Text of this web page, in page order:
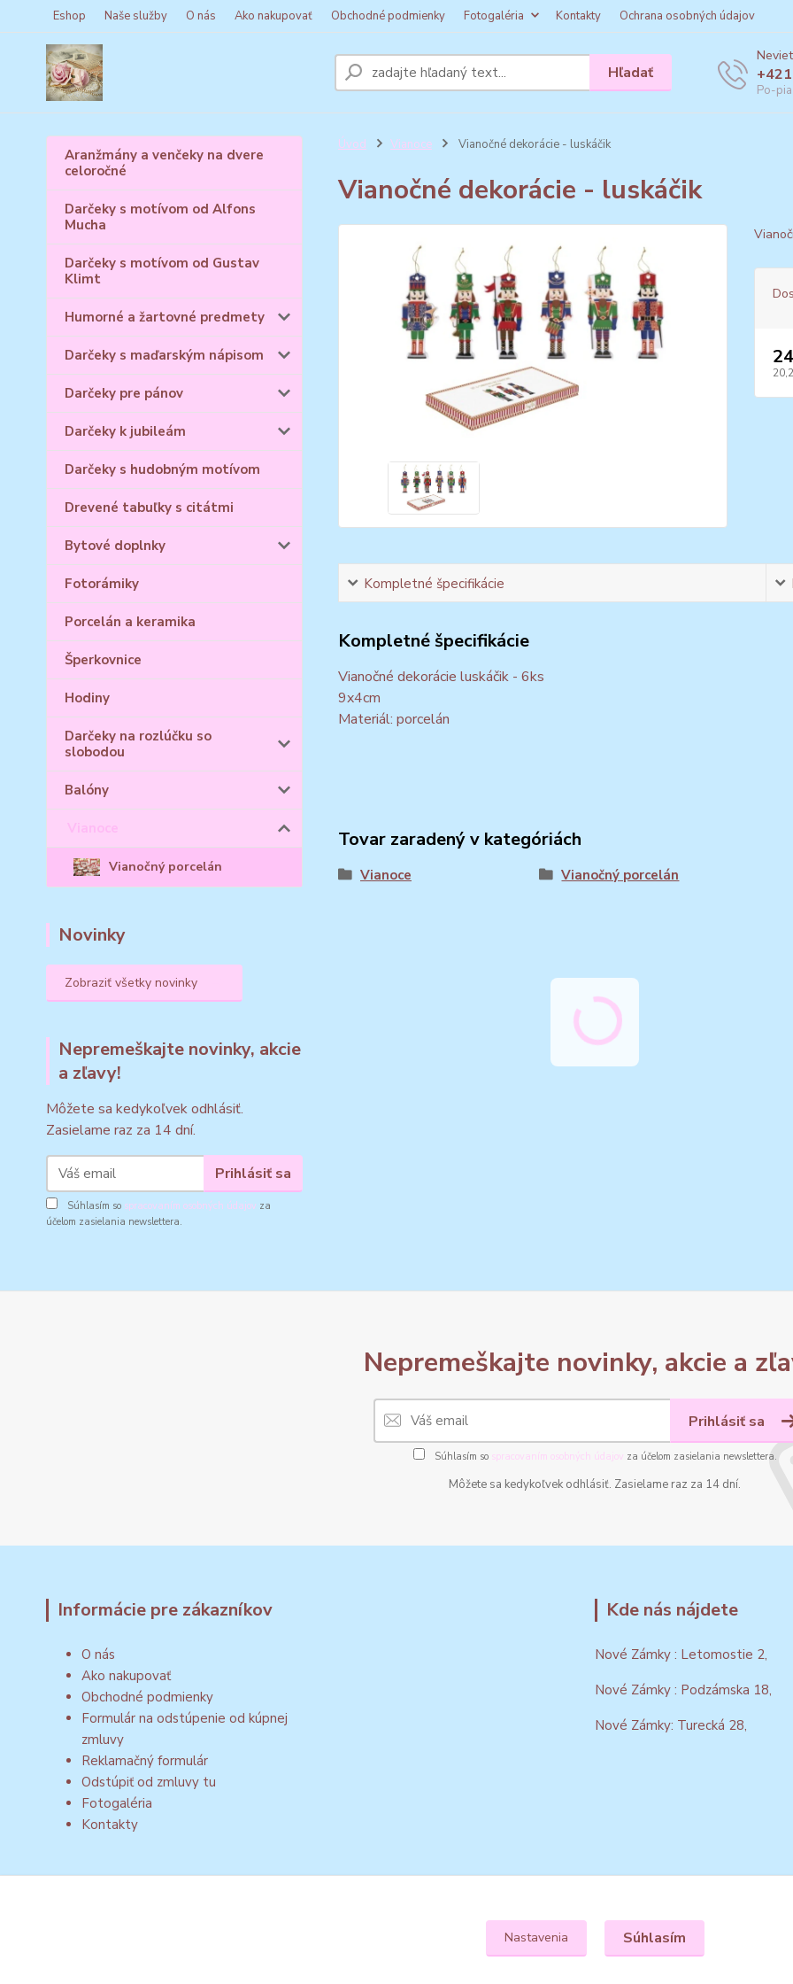
Eshop Naše služby O nás Ako nakupovať Obchodné podmienky Fotogaléria Kontakty Ochrana osobných údajov
Hľadať
Po-
Aranžmány a venčeky na dvere
celoročné
Darčeky s motívom od Alfons
Mucha
Darčeky s motívom od Gustav
Klimt
Humorné a žartovné predmety
Darčeky s maďarským nápisom
Darčeky pre pánov
Darčeky k jubileám
Darčeky s hudobným motívom
Drevené tabuľky s citátmi
Bytové doplnky
Fotorámiky
Porcelán a keramika
Šperkovnice
Hodiny
Darčeky na rozlúčku so
slobodou
Balóny
Vianoce
Vianočný porcelán
Novinky
Zobraziť všetky novinky
Nepremeškajte novinky, akcie
a zľavy!
Môžete sa kedykoľvek odhlásiť.
Zasielame raz za 14 dní.
Prihlásiť sa
Súhlasím so spracovaním osobných údajov za
účelom zasielania newslettera.
Úvod Vianoce Vianočné dekorácie - luskáčik
Vianočné dekorácie - luskáčik
Kompletné špecifikácie
Kompletné špecifikácie
Vianočné dekorácie luskáčik - 6ks
9x4cm
Materiál: porcelán
Tovar zaradený v kategóriách
Vianoce Vianočný porcelán
Nepremeškajte novinky, akcie a
Prihlásiť sa
Súhlasím so spracovaním osobných údajov za účelom zasielania newslettera.
Môžete sa kedykoľvek odhlásiť. Zasielame raz za 14 dní.
Informácie pre zákazníkov
O nás
Ako nakupovať
Obchodné podmienky
Formulár na odstúpenie od kúpnej
zmluvy
Reklamačný formulár
Odstúpiť od zmluvy tu
Fotogaléria
Kontakty
Kde nás nájdete
Nové Zámky : Letomostie 2,
Nové Zámky : Podzámska 18,
Nové Zámky: Turecká 28,
Nastavenia Súhlasím